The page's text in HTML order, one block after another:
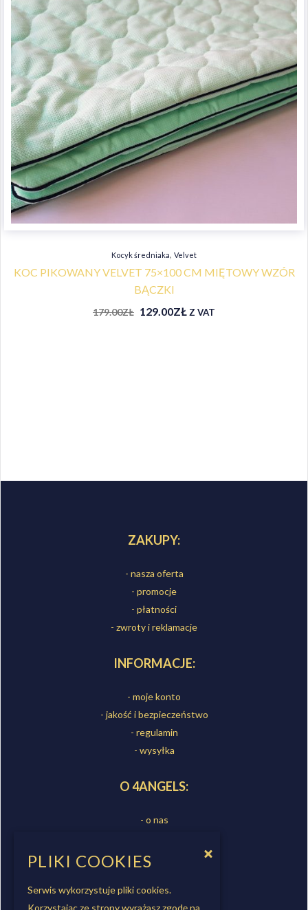
Kocyk średniaka, Velvet
KOC PIKOWANY VELVET 75×100 CM MIĘTOWY WZÓR
BĄCZKI
179.00ZŁ 129.00ZŁ Z VAT
ZAKUPY:
- nasza oferta
- promocje
- płatności
- zwroty i reklamacje
INFORMACJE:
- moje konto
- jakość i bezpieczeństwo
- regulamin
- wysyłka
O 4ANGELS:
- o nas
- kontakt
PLIKI COOKIES
Serwis wykorzystuje pliki cookies.
Korzystając ze strony wyrażasz zgodę na